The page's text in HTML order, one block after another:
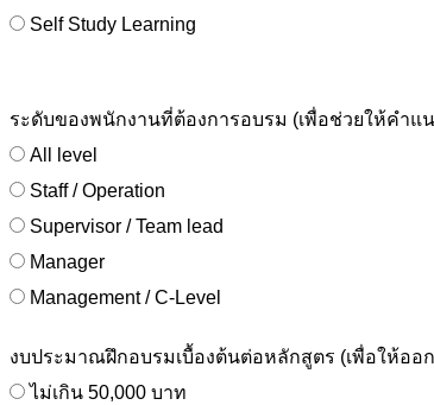
Self Study Learning
ระดับของพนักงานที่ต้องการอบรม (เพื่อช่วยให้คำแ
All level
Staff / Operation
Supervisor / Team lead
Manager
Management / C-Level
งบประมาณฝึกอบรมเบื้องต้นต่อหลักสูตร (เพื่อให้ออ
ไม่เกิน 50,000 บาท